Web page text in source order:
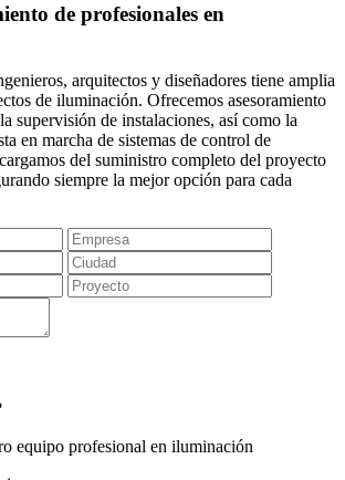
de profesionales en
arquitectos y diseñadores tiene amplia
de iluminación. Ofrecemos asesoramiento
supervisión de instalaciones, así como la
en marcha de sistemas de control de
del suministro completo del proyecto
siempre la mejor opción para cada
equipo profesional en iluminación